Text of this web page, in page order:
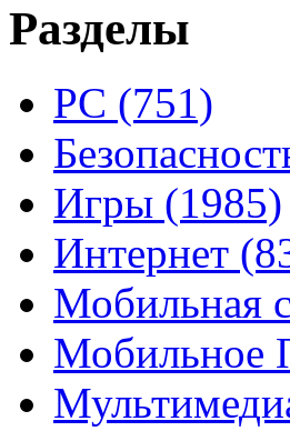
Разделы
PC (751)
Игры (1985)
Интернет
Мобильная
Мобильное